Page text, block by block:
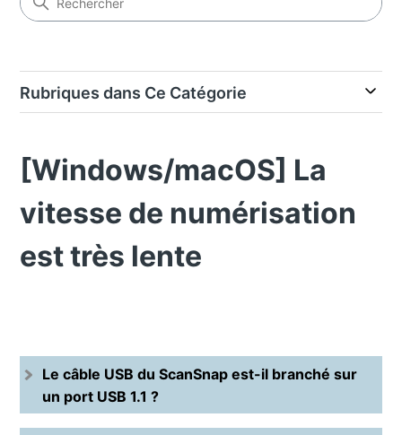
Rubriques dans Ce Catégorie
[Windows/macOS] La
vitesse de numérisation
est très lente
Le câble USB du ScanSnap est-il branché sur
un port USB 1.1 ?